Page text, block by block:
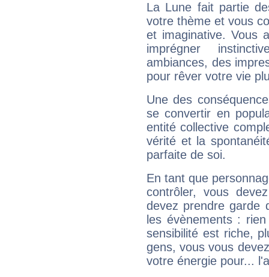
La Lune fait partie
votre thème et vous
et imaginative. Vous
imprégner
ambiances, des
pour rêver votre vie
Une des
se convertir en
entité collective
vérité et la
parfaite de soi.
En tant que
contrôler, vous
devez prendre garde
les évènements :
sensibilité est riche,
gens, vous vous
votre énergie pour...